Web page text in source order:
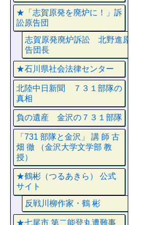
★「志賀原発を廃炉に！」訴
訟原告団
志賀原発廃炉訴訟 北野進原
告団長
★石川県社会法律センター
北陸中日新聞 ７３１部隊の
真相
負の遺産 金沢の７３１部隊
「731 部隊と金沢」 講 師 古
畑 徹 （金沢大学文学部 教
授）
★鶴彬（つるあきら） 公式
サイト
反戦川柳作家・鶴 彬
★七尾市 第二能登丸遭難事